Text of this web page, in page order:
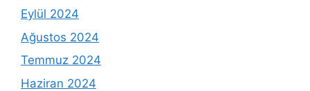
Eylül 2024
Ağustos 2024
Temmuz 2024
Haziran 2024